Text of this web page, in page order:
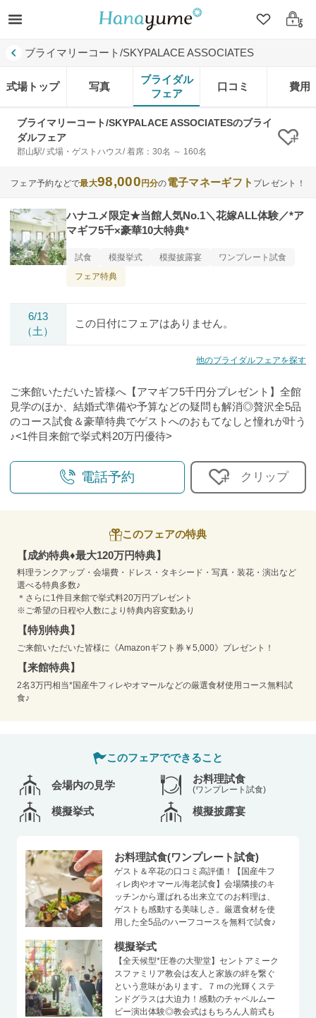
クリップ
ログ
ブライマリーコート/SKYPALACE ASSOCIATES
式場トップ 写真
ブライダル
フェア
口コミ 費用
ブライマリーコート/SKYPALACE ASSOCIATESのブライ
ダルフェア
郡山駅/ 式場・ゲストハウス/ 着席：30名 ～ 160名 ク
フェア予約などで最大98,000 円分の電子マネーギフト プレゼント！
ハナユメ限定★当館人気No.1＼花嫁ALL体験／*ア
マギフ5千×豪華10大特典*
試食 模擬挙式 模擬披露宴
ワンプレート試食
フェア特典
6/13
（土）
この日付にフェアはありません。
他のブライダルフェアを探す
ご来館いただいた皆様へ【アマギフ5千円分プレゼント】全館
見学のほか、結婚式準備や予算などの疑問も解消◎贅沢全5品
のコース試食＆豪華特典でゲストへのおもてなしと憧れが叶う
♪<1件目来館で挙式料20万円優待>
電話予約 クリップ
このフェアの特典
【成約特典♦最大120万円特典】
料理ランクアップ・会場費・ドレス・タキシード・写真・装花・演出など
選べる特典多数♪
＊さらに1件目来館で挙式料20万円プレゼント
※ご希望の日程や人数により特典内容変動あり
【特別特典】
ご来館いただいた皆様に《Amazonギフト券￥5,000》プレゼント！
【来館特典】
2名3万円相当*国産牛フィレやオマールなどの厳選食材使用コース無料試
食♪
このフェアでできること
会場内の見学
お料理試食
(ワンプレート試食)
模擬挙式 模擬披露宴
お料理試食(ワンプレート試食)
ゲスト＆卒花の口コミ高評価！【国産牛フ
ィレ肉やオマール海老試食】会場隣接のキ
ッチンから運ばれる出来立てのお料理は、
ゲストも感動する美味しさ。厳選食材を使
用した全5品のハーフコースを無料で試食♪
模擬挙式
【全天候型*圧巻の大聖堂】セントアミーク
スファミリア教会は友人と家族の絆を繋ぐ
という意味があります。７ｍの光輝くステ
ンドグラスは大迫力！感動のチャペルムー
ビー演出体験◎教会式はもちろん人前式も